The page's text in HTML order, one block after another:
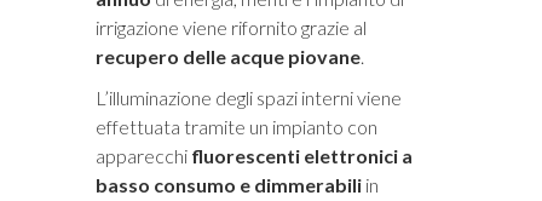
irrigazione viene rifornito grazie al
recupero delle acque piovane.
L’illuminazione degli spazi interni viene
effettuata tramite un impianto con
apparecchi fluorescenti elettronici a
basso consumo e dimmerabili in